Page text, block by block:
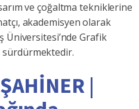
ve çoğaltma tekniklerine
akademisyen olarak
Üniversitesi’nde Grafik
sürdürmektedir.
|